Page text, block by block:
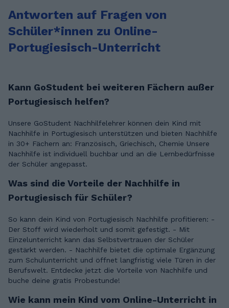
Antworten auf Fragen von
Schüler*innen zu Online-
Portugiesisch-Unterricht
Kann GoStudent bei weiteren Fächern außer
Portugiesisch helfen?
Unsere GoStudent Nachhilfelehrer können dein Kind mit
Nachhilfe in Portugiesisch unterstützen und bieten Nachhilfe
in 30+ Fächern an: Französisch, Griechisch, Chemie Unsere
Nachhilfe ist individuell buchbar und an die Lernbedürfnisse
der Schüler angepasst.
Was sind die Vorteile der Nachhilfe in
Portugiesisch für Schüler?
So kann dein Kind von Portugiesisch Nachhilfe profitieren: -
Der Stoff wird wiederholt und somit gefestigt. - Mit
Einzelunterricht kann das Selbstvertrauen der Schüler
gestärkt werden. - Nachhilfe bietet die optimale Ergänzung
zum Schulunterricht und öffnet langfristig viele Türen in der
Berufswelt. Entdecke jetzt die Vorteile von Nachhilfe und
buche deine gratis Probestunde!
Wie kann mein Kind vom Online-Unterricht in